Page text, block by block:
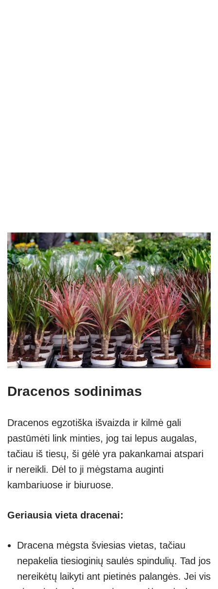
Dracenos sodinimas
Dracenos egzotiška išvaizda ir kilmė gali
pastūmėti link minties, jog tai lepus augalas,
tačiau iš tiesų, ši gėlė yra pakankamai atspari
ir nereikli. Dėl to ji mėgstama auginti
kambariuose ir biuruose.
Geriausia vieta dracenai:
Dracena mėgsta šviesias vietas, tačiau
nepakelia tiesioginių saulės spindulių. Tad jos
nereikėtų laikyti ant pietinės palangės. Jei vis